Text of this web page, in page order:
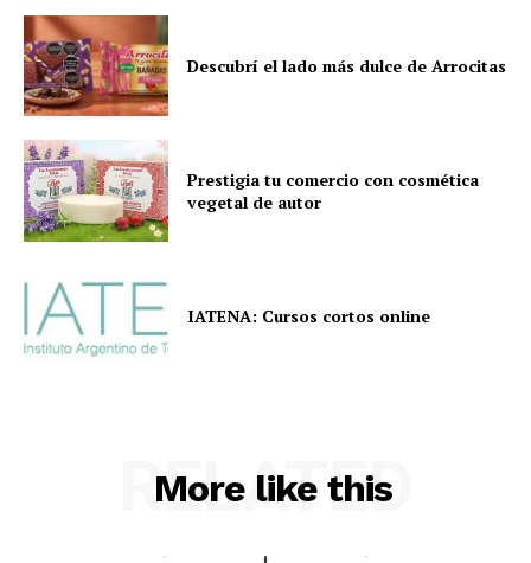
Descubrí el lado más dulce de Arrocitas
Prestigia tu comercio con cosmética
vegetal de autor
IATENA: Cursos cortos online
More like this
RELATED